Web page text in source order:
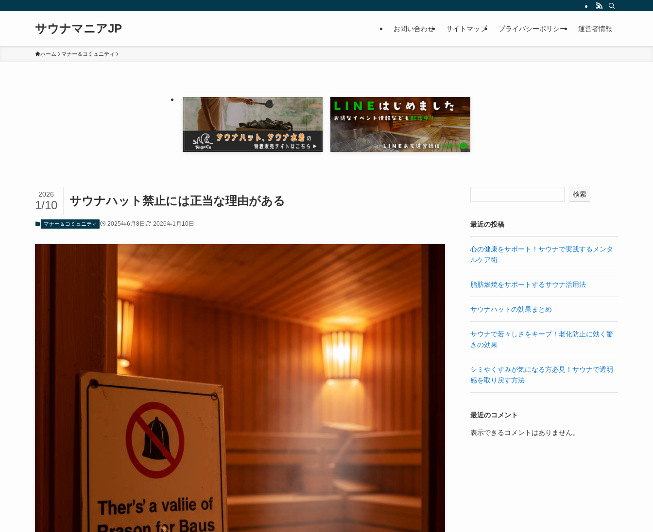
サウナマニアJP お問い合わせ サイトマップ プライバシーポリシー 運営者情報
ホーム マナー＆コミュニティ
サウナハット禁止には正当な理由がある
2026
1/10
マナー＆コミュニティ 2025年6月8日 2026年1月10日
検索
最近の投稿
心の健康をサポート！サウナで実践するメンタ
ルケア術
脂肪燃焼をサポートするサウナ活用法
サウナハットの効果まとめ
サウナで若々しさをキープ！老化防止に効く驚
きの効果
シミやくすみが気になる方必見！サウナで透明
感を取り戻す方法
最近のコメント
表示できるコメントはありません。